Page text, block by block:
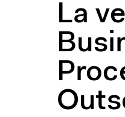
La